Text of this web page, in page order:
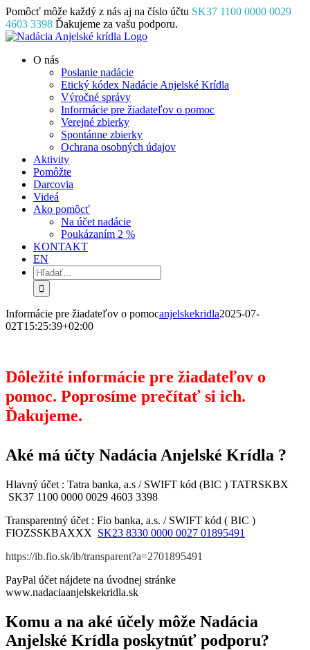
Skip
to
content
Pomôcť môže každý z nás aj na číslo účtu SK37 1100 0000 0029
4603 3398 Ďakujeme za vašu podporu.
Facebook
Instagram
YouTube
O nás
Poslanie nadácie
Etický kódex Nadácie Anjelské Krídla
Výročné správy
Informácie pre žiadateľov o pomoc
Verejné zbierky
Spontánne zbierky
Ochrana osobných údajov
Aktivity
Pomôžte
Darcovia
Videá
Ako pomôcť
Na účet nadácie
Poukázaním 2 %
KONTAKT
EN
Hľadať:
Informácie pre žiadateľov o pomocanjelskekridla2025-07-
02T15:25:39+02:00
Dôležité informácie pre žiadateľov o
pomoc. Poprosíme prečítať si ich.
Ďakujeme.
Aké má účty Nadácia Anjelské Krídla ?
Hlavný účet : Tatra banka, a.s / SWIFT kód (BIC ) TATRSKBX
SK37 1100 0000 0029 4603 3398
Transparentný účet : Fio banka, a.s. / SWIFT kód ( BIC )
FIOZSSKBAXXX SK23 8330 0000 0027 01895491
https://ib.fio.sk/ib/transparent?a=2701895491
PayPal účet nájdete na úvodnej stránke
www.nadaciaanjelskekridla.sk
Komu a na aké účely môže Nadácia
Anjelské Krídla poskytnúť podporu?